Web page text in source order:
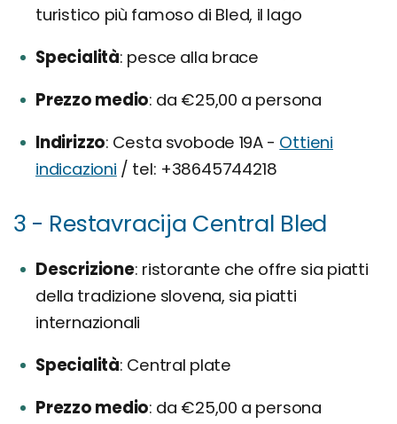
turistico più famoso di Bled, il lago
Specialità pesce alla brace
Prezzo medio da €25,00 a persona
Indirizzo Cesta svobode 19A - Ottieni
indicazioni / tel: +38645744218
3 - Restavracija Central Bled
Descrizione ristorante che offre sia piatti
della tradizione slovena, sia piatti
internazionali
Specialità Central plate
Prezzo medio da €25,00 a persona